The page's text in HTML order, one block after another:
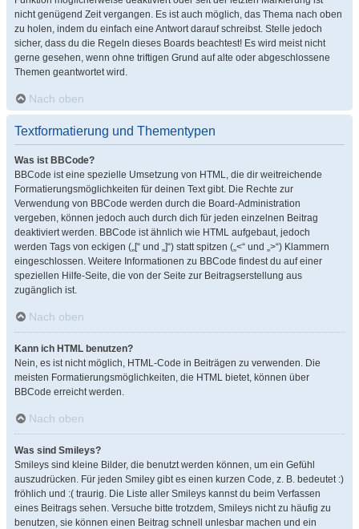
nicht genügend Zeit vergangen. Es ist auch möglich, das Thema nach oben
zu holen, indem du einfach eine Antwort darauf schreibst. Stelle jedoch
sicher, dass du die Regeln dieses Boards beachtest! Es wird meist nicht
gerne gesehen, wenn ohne triftigen Grund auf alte oder abgeschlossene
Themen geantwortet wird.
Nach oben
Textformatierung und Thementypen
Was ist BBCode?
BBCode ist eine spezielle Umsetzung von HTML, die dir weitreichende
Formatierungsmöglichkeiten für deinen Text gibt. Die Rechte zur
Verwendung von BBCode werden durch die Board-Administration
vergeben, können jedoch auch durch dich für jeden einzelnen Beitrag
deaktiviert werden. BBCode ist ähnlich wie HTML aufgebaut, jedoch
werden Tags von eckigen („[“ und „]“) statt spitzen („<“ und „>“) Klammern
eingeschlossen. Weitere Informationen zu BBCode findest du auf einer
speziellen Hilfe-Seite, die von der Seite zur Beitragserstellung aus
zugänglich ist.
Nach oben
Kann ich HTML benutzen?
Nein, es ist nicht möglich, HTML-Code in Beiträgen zu verwenden. Die
meisten Formatierungsmöglichkeiten, die HTML bietet, können über
BBCode erreicht werden.
Nach oben
Was sind Smileys?
Smileys sind kleine Bilder, die benutzt werden können, um ein Gefühl
auszudrücken. Für jeden Smiley gibt es einen kurzen Code, z. B. bedeutet :)
fröhlich und :( traurig. Die Liste aller Smileys kannst du beim Verfassen
eines Beitrags sehen. Versuche bitte trotzdem, Smileys nicht zu häufig zu
benutzen, sie können einen Beitrag schnell unlesbar machen und ein